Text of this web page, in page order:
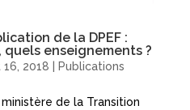
de la DPEF :
enseignements ?
16, 2018 Publications
de la Transition